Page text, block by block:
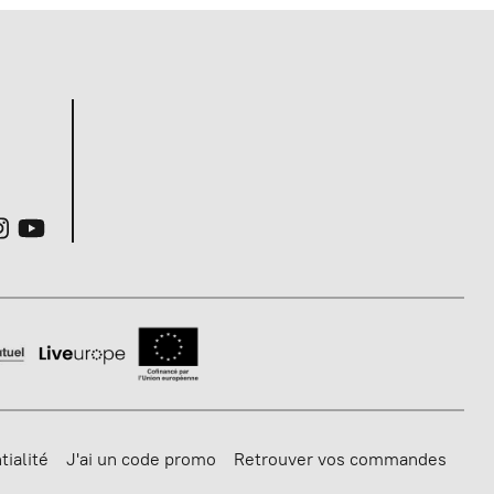
J'ai un code promo Retrouver vos commandes